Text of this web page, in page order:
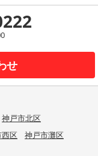
せ
神戸市北区
区
神戸市灘区